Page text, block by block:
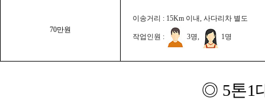
70만원
이송거리 : 15Km 이내, 사다리차 별도
작업인원 : 3명, 1명
◎ 5톤1